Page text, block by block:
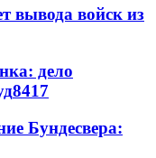
вывода войск из
дело
8417
Бундесвера: